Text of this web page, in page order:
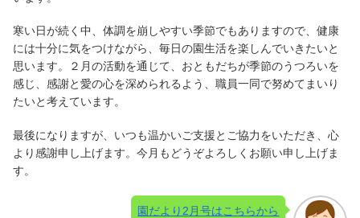
寒い日が続く中、体調を崩しやすい季節でもありますので、健康
には十分に気をつけながら、毎日の園生活を楽しんでいきたいと
思います。２月の活動を通じて、おともだちが季節のうつろいを
感じ、感謝と愛の心を深められるよう、職員一同で努めてまいり
たいと考えています。
最後になりますが、いつも温かいご支援とご協力をいただき、心
より感謝申し上げます。今月もどうぞよろしくお願い申し上げま
す。
園だより2月号はこちらから